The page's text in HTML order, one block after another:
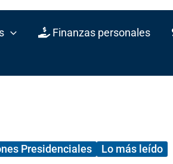
Finanzas personales
Presidenciales
Lo más leído